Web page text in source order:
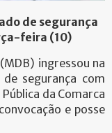
de segurança
feira (10)
ingressou na
segurança com
da Comarca
e posse